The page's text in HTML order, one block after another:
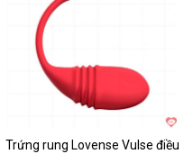
Trứng rung Lovense Vulse điều